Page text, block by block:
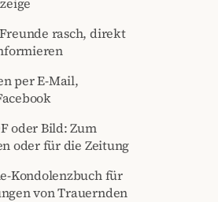
rasch, direkt
per E-Mail,
oder Bild: Zum
oder für die Zeitung
Kondolenzbuch für
von Trauernden